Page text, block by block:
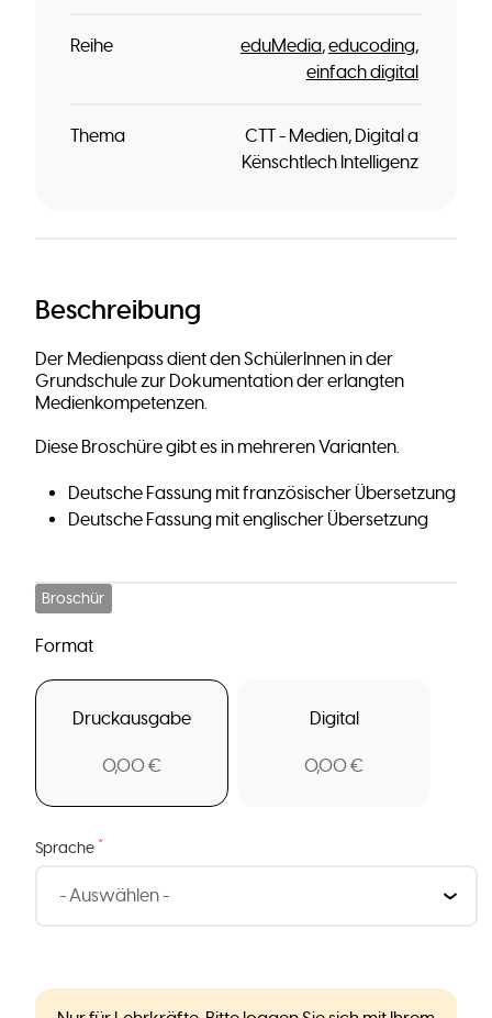
Reihe eduMedia educoding
einfach digital
Thema
CTT - Medien, Digital a
Kënschtlech Intelligenz
Beschreibung
Der Medienpass dient den SchülerInnen in der
Grundschule zur Dokumentation der erlangten
Medienkompetenzen.
Diese Broschüre gibt es in mehreren Varianten.
Deutsche Fassung mit französischer Übersetzung
Deutsche Fassung mit englischer Übersetzung
Broschür
Format
Druckausgabe
0,00 €
Digital
0,00 €
Sprache *